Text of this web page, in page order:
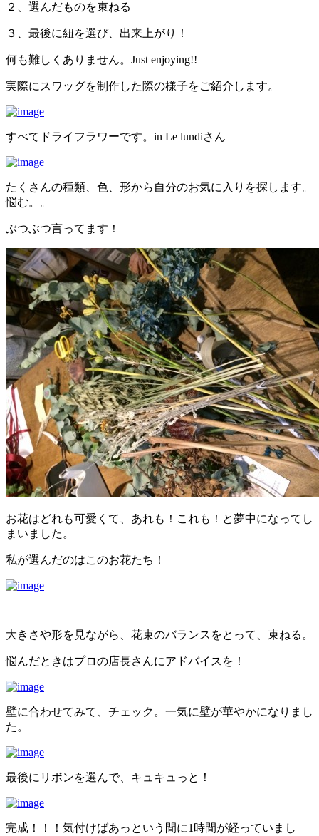
２、選んだものを束ねる
３、最後に紐を選び、出来上がり！
何も難しくありません。Just enjoying!!
実際にスワッグを制作した際の様子をご紹介します。
すべてドライフラワーです。in Le lundiさん
たくさんの種類、色、形から自分のお気に入りを探します。
悩む。。
ぶつぶつ言ってます！
お花はどれも可愛くて、あれも！これも！と夢中になってし
まいました。
私が選んだのはこのお花たち！
大きさや形を見ながら、花束のバランスをとって、束ねる。
悩んだときはプロの店長さんにアドバイスを！
壁に合わせてみて、チェック。一気に壁が華やかになりまし
た。
最後にリボンを選んで、キュキュっと！
完成！！！気付けばあっという間に‪1時間が経っていまし